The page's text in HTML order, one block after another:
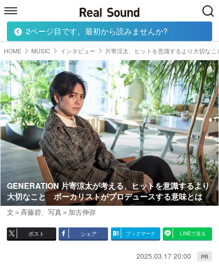
HOME MUSIC MOVIE TECH
HOME MUSIC インタビュー 片寄涼太、ヒットを意識するより大切なこ
GENERATION 片寄涼太が考える、ヒットを意識するより
大切なこと ボーカリストがプロデュースする意味とは
文＝斉藤碧、 写真＝加古伸弥
ポスト シェア ブックマーク LINEで送る
2025.03.17 20:00 PR
2ページ目です。最初から読みませんか?